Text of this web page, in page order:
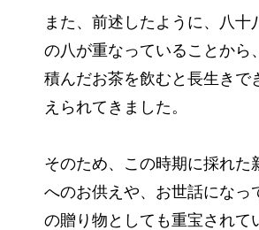
また、前述したように、八十
の八が重なっていることから
積んだお茶を飲むと長生きで
えられてきました。
そのため、この時期に採れた
へのお供えや、お世話になっ
の贈り物としても重宝されて